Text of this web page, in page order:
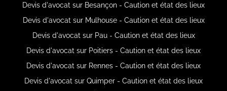
Devis d'avocat sur Besançon - Caution et état des lieux
Devis d'avocat sur Mulhouse - Caution et état des lieux
Devis d'avocat sur Pau - Caution et état des lieux
Devis d'avocat sur Poitiers - Caution et état des lieux
Devis d'avocat sur Rennes - Caution et état des lieux
Devis d'avocat sur Quimper - Caution et état des lieux